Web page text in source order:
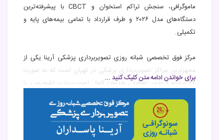
ماموگرافی، سنجش تراکم استخوان و CBCT با پیشرفته‌ترین
دستگاه‌های مدل ۲۰۲۶ و طرف قرارداد با تمامی بیمه‌های پایه و
تکمیلی.
مرکز فوق تخصصی شبانه روزی تصویربرداری پزشکی آرینا یکی از
مجهزترین مراکز تصویربرداری پزشکی در تهران است که به صورت
۲۴ ساعته و بدون تعطیلی خدمات کامل تصویربرداری تشخیصی را
ارائه می‌دهد.
این مرکز در منطقه پاسداران تهران واقع شده و با بهره‌گیری از
پیشرفته‌ترین دستگاه‌های پزشکی مدل ۲۰۲۶ و همکاری با اساتید
برای خواندن ادامه متن کلیک کنید ...